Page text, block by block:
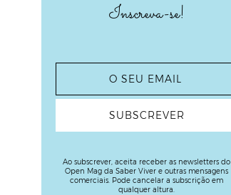
Inscreva-se!
Ao subscrever, aceita receber as newsletters do
Open Mag da Saber Viver e outras mensagens
comerciais. Pode cancelar a subscrição em
qualquer altura.